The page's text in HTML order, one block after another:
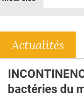
DOSSIERS
RÉSEAUX
E-REVUE SAD
Actualités
bactéries du